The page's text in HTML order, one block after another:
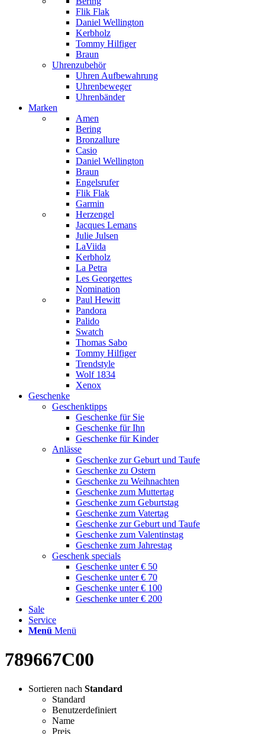
Flik Flak
Daniel Wellington
Kerbholz
Tommy Hilfiger
Braun
Uhrenzubehör
Uhren Aufbewahrung
Uhrenbeweger
Uhrenbänder
Marken
Amen
Bering
Bronzallure
Casio
Daniel Wellington
Braun
Engelsrufer
Flik Flak
Garmin
Herzengel
Jacques Lemans
Julie Julsen
LaViida
Kerbholz
La Petra
Les Georgettes
Nomination
Paul Hewitt
Pandora
Palido
Swatch
Thomas Sabo
Tommy Hilfiger
Trendstyle
Wolf 1834
Xenox
Geschenke
Geschenktipps
Geschenke für Sie
Geschenke für Ihn
Geschenke für Kinder
Anlässe
Geschenke zur Geburt und Taufe
Geschenke zu Ostern
Geschenke zu Weihnachten
Geschenke zum Muttertag
Geschenke zum Geburtstag
Geschenke zum Vatertag
Geschenke zur Geburt und Taufe
Geschenke zum Valentinstag
Geschenke zum Jahrestag
Geschenk specials
Geschenke unter € 50
Geschenke unter € 70
Geschenke unter € 100
Geschenke unter € 200
Sale
Service
Menü Menü
789667C00
Sortieren nach Standard
Standard
Benutzerdefiniert
Name
Preis